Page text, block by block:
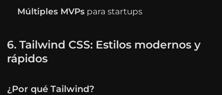
Múltiples MVPs para startups
6. Tailwind CSS: Estilos modernos y
rápidos
¿Por qué Tailwind?